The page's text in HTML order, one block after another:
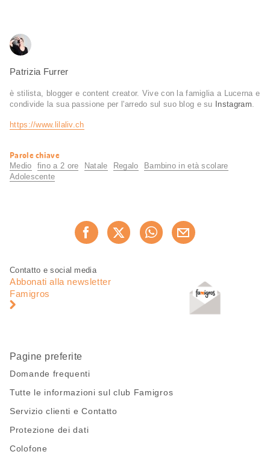
Patrizia Furrer
è stilista, blogger e content creator. Vive con la famiglia a Lucerna e
condivide la sua passione per l'arredo sul suo blog e su
Instagram
https://www.lilaliv.ch
Informazioni
utili
Parole chiave
Medio fino a 2 ore Natale Regalo
Bambino in età scolare
Adolescente
Consiglia ora
Piè
pagina
Navigazione
pagina
Contatto e social media
Abbonati alla newsletter
Famigros
Pagine preferite
Domande frequenti
Tutte le informazioni sul club Famigros
Servizio clienti e Contatto
Protezione dei dati
Colofone